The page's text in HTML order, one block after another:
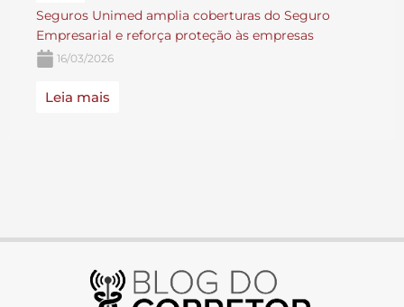
Seguros Unimed amplia coberturas do Seguro
Empresarial e reforça proteção às empresas
16/03/2026
Leia mais